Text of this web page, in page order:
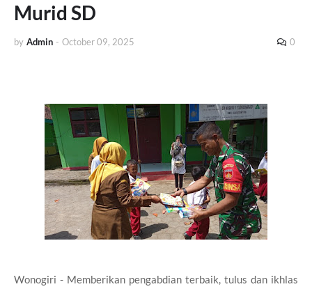
Murid SD
by Admin - October 09, 2025 0
Wonogiri - Memberikan pengabdian terbaik, tulus dan ikhlas